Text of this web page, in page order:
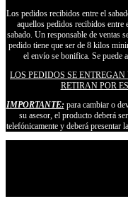
Los pedidos recibidos entre el
aquellos pedidos recibidos entre
sabado. Un responsable de ventas
pedido tiene que ser de 8 kilos
el envío se bonifica. Se puede
LOS PEDIDOS SE
RETIRAN POR
IMPORTANTE: para cambiar o
su asesor, el producto deberá
telefónicamente y deberá